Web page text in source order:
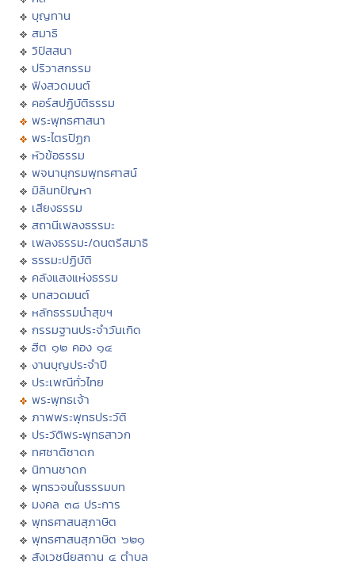
บุญทาน
สมาธิ
วิปัสสนา
ปริวาสกรรม
ฟังสวดมนต์
คอร์สปฏิบัติธรรม
พระพุทธศาสนา
พระไตรปิฏก
หัวข้อธรรม
พจนานุกรมพุทธศาสน์
มิลินทปัญหา
เสียงธรรม
สถานีเพลงธรรมะ
เพลงธรรมะ/ดนตรีสมาธิ
ธรรมะปฏิบัติ
คลังแสงแห่งธรรม
บทสวดมนต์
หลักธรรมนำสุขฯ
กรรมฐานประจำวันเกิด
ฮีต ๑๒ คอง ๑๔
งานบุญประจำปี
ประเพณีทั่วไทย
พระพุทธเจ้า
ภาพพระพุทธประวัติ
ประวัติพระพุทธสาวก
ทศชาติชาดก
นิทานชาดก
พุทธวจนในธรรมบท
มงคล ๓๘ ประการ
พุทธศาสนสุภาษิต
พุทธศาสนสุภาษิต ๖๒๑
สังเวชนียสถาน ๔ ตำบล